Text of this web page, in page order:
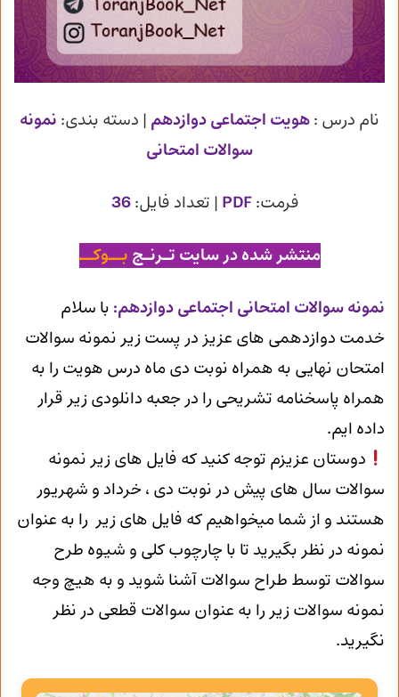
نام درس :هویت اجتماعی دوازدهم | دسته بندی: نمونه
سوالات امتحانی
فرمت:PDF | تعداد فایل:36
منتشر شده در سایت تـرنـج بــوکــ
نمونه سوالات امتحانی اجتماعی دوازدهم: با سلام
خدمت دوازدهمی های عزیز در پست زیر نمونه سوالات
امتحان نهایی به همراه نوبت دی ماه درس هویت را به
همراه پاسخنامه تشریحی را در جعبه دانلودی زیر قرار
داده ایم.
دوستان عزیزم توجه کنید که فایل های زیر نمونه
سوالات سال های پیش در نوبت دی ، خرداد و شهریور
هستند و از شما میخواهیم که فایل های زیر را به عنوان
نمونه در نظر بگیرید تا با چارچوب کلی و شیوه طرح
سوالات توسط طراح سوالات آشنا شوید و به هیچ وجه
نمونه سوالات زیر را به عنوان سوالات قطعی در نظر
نگیرید.